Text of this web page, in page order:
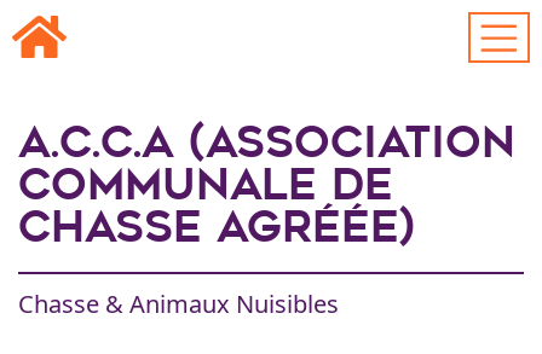
Passer au contenu principal
A.C.C.A (Association
Communale de
Chasse Agréée)
Chasse & Animaux Nuisibles